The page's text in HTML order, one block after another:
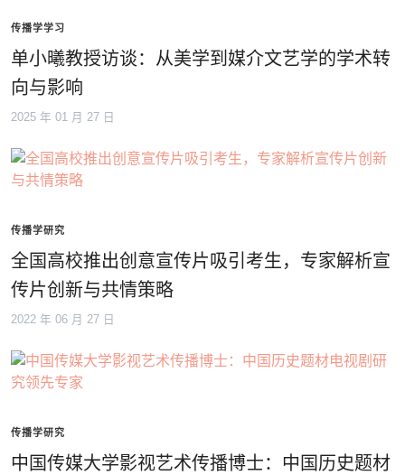
传播学学习
单小曦教授访谈：从美学到媒介文艺学的学术转
向与影响
2025 年 01 月 27 日
传播学研究
全国高校推出创意宣传片吸引考生，专家解析宣
传片创新与共情策略
2022 年 06 月 27 日
传播学研究
中国传媒大学影视艺术传播博士：中国历史题材